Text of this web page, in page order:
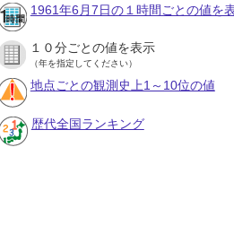
1961年6月7日の１時間ごとの値を
１０分ごとの値を表示
（年を指定してください）
地点ごとの観測史上1～10位の値
歴代全国ランキング